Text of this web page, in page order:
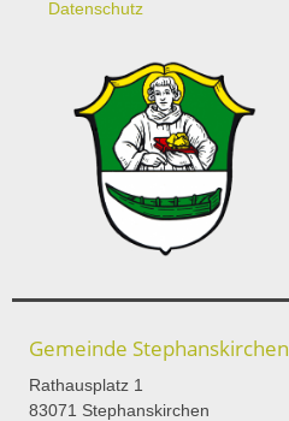
Datenschutz
Gemeinde Stephanskirchen
Rathausplatz 1
83071 Stephanskirchen